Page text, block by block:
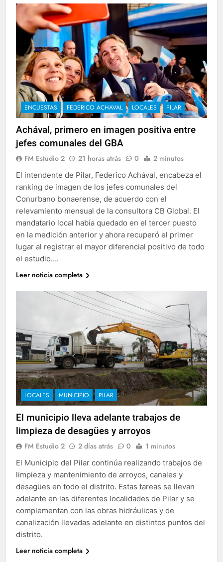
ENCUESTAS FEDERICO ACHAVAL LOCALES PILAR
Achával, primero en imagen positiva entre
jefes comunales del GBA
FM Estudio 2 21 horas atrás 0 2 minutos
El intendente de Pilar, Federico Achával, encabeza el
ranking de imagen de los jefes comunales del
Conurbano bonaerense, de acuerdo con el
relevamiento mensual de la consultora CB Global. El
mandatario local había quedado en el tercer puesto
en la medición anterior y ahora recuperó el primer
lugar al registrar el mayor diferencial positivo de todo
el estudio….
Leer noticia completa
LOCALES MUNICIPIO PILAR
El municipio lleva adelante trabajos de
limpieza de desagües y arroyos
FM Estudio 2 2 días atrás 0 1 minutos
El Municipio del Pilar continúa realizando trabajos de
limpieza y mantenimiento de arroyos, canales y
desagües en todo el distrito. Estas tareas se llevan
adelante en las diferentes localidades de Pilar y se
complementan con las obras hidráulicas y de
canalización llevadas adelante en distintos puntos del
distrito.
Leer noticia completa